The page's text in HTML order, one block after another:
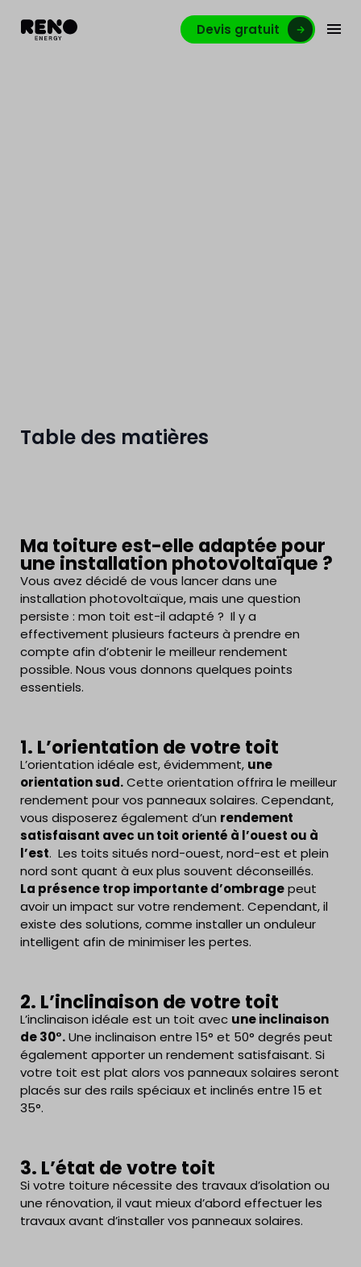
Devis gratuit
Table des matières
Ma toiture est-elle adaptée pour
une installation photovoltaïque ?
Vous avez décidé de vous lancer dans une
installation photovoltaïque, mais une question
persiste : mon toit est-il adapté ? Il y a
effectivement plusieurs facteurs à prendre en
compte afin d’obtenir le meilleur rendement
possible. Nous vous donnons quelques points
essentiels.
1. L’orientation de votre toit
L’orientation idéale est, évidemment, une
orientation sud.Cette orientation offrira le meilleur
rendement pour vos panneaux solaires. Cependant,
vous disposerez également d’un rendement
satisfaisant avec un toit orienté à l’ouest ou à
l’est. Les toits situés nord-ouest, nord-est et plein
nord sont quant à eux plus souvent déconseillés.
La présence trop importante d’ombragepeut
avoir un impact sur votre rendement. Cependant, il
existe des solutions, comme installer un onduleur
intelligent afin de minimiser les pertes.
2. L’inclinaison de votre toit
L’inclinaison idéale est un toit avec une inclinaison
de 30°.Une inclinaison entre 15° et 50° degrés peut
également apporter un rendement satisfaisant. Si
votre toit est plat alors vos panneaux solaires seront
placés sur des rails spéciaux et inclinés entre 15 et
35°.
3. L’état de votre toit
Si votre toiture nécessite des travaux d’isolation ou
une rénovation, il vaut mieux d’abord effectuer les
travaux avant d’installer vos panneaux solaires.